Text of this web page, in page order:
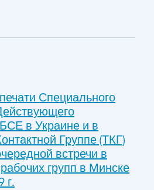
Специального
в Украине и в
Группе (ТКГ)
встречи в
групп в Минске
г.